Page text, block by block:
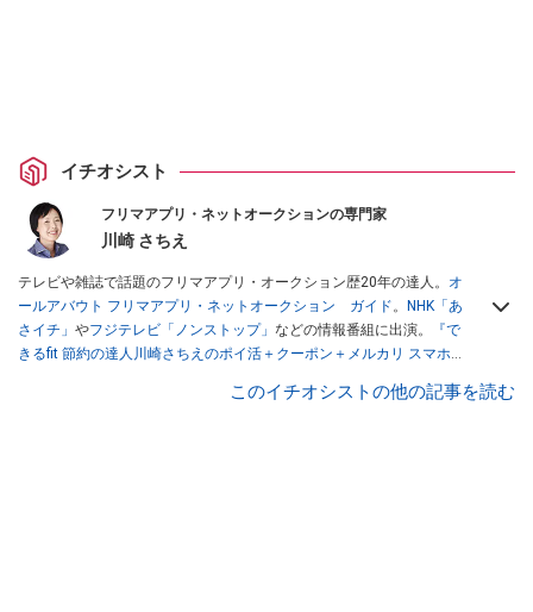
イチオシスト
フリマアプリ・ネットオークションの専門家
川崎 さちえ
テレビや雑誌で話題のフリマアプリ・オークション歴20年の達人。 オ
ールアバウト フリマアプリ・ネットオークション ガイド。
NHK「あ
さイチ」 やフジテレビ「ノンストップ」 などの情報番組に出演。
『で
きるfit 節約の達人川崎さちえのポイ活＋クーポン＋メルカリ スマホで
スマホ1つでスキマ時間に効率的に稼ぐ！』（翔泳社刊） ほか著書多
このイチオシストの他の記事を読む